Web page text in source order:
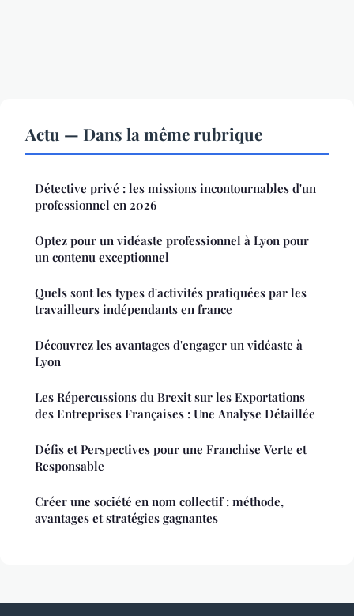
Actu — Dans la même rubrique
Détective privé : les missions incontournables d'un
professionnel en 2026
Optez pour un vidéaste professionnel à Lyon pour
un contenu exceptionnel
Quels sont les types d'activités pratiquées par les
travailleurs indépendants en france
Découvrez les avantages d'engager un vidéaste à
Lyon
Les Répercussions du Brexit sur les Exportations
des Entreprises Françaises : Une Analyse Détaillée
Défis et Perspectives pour une Franchise Verte et
Responsable
Créer une société en nom collectif : méthode,
avantages et stratégies gagnantes